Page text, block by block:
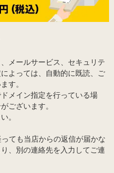
メールサービス、セキュリテ
よっては、自動的に既読、ご
す。
メイン指定を行っている場
ございます。
。
ても当店からの返信が届かな
り、別の連絡先を入力してご連